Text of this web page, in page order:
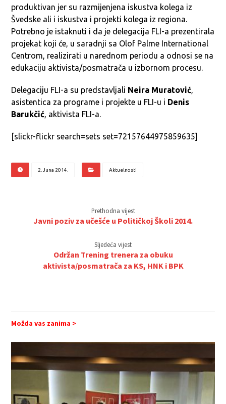
produktivan jer su razmijenjena iskustva kolega iz
Švedske ali i iskustva i projekti kolega iz regiona.
Potrebno je istaknuti i da je delegacija FLI-a prezentirala
projekat koji će, u saradnji sa Olof Palme International
Centrom, realizirati u narednom periodu a odnosi se na
edukaciju aktivista/posmatrača u izbornom procesu.
Delegaciju FLI-a su predstavljali Neira Muratović,
asistentica za programe i projekte u FLI-u i Denis
Barukčić, aktivista FLI-a.
[slickr-flickr search=sets set=72157644975859635]
2. Juna 2014. Aktuelnosti
Prethodna vijest
Javni poziv za učešće u Političkoj Školi 2014.
Sljedeća vijest
Održan Trening trenera za obuku
aktivista/posmatrača za KS, HNK i BPK
Možda vas zanima >